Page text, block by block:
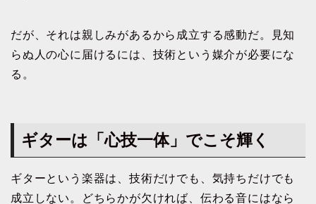
だが、それは親しみがあるから成立する感動だ。見知
らぬ人の心に届けるには、技術という媒介が必要にな
る。
ギターは「心技一体」でこそ輝く
ギターという楽器は、技術だけでも、気持ちだけでも
成立しない。どちらかが欠ければ、伝わる音にはなら